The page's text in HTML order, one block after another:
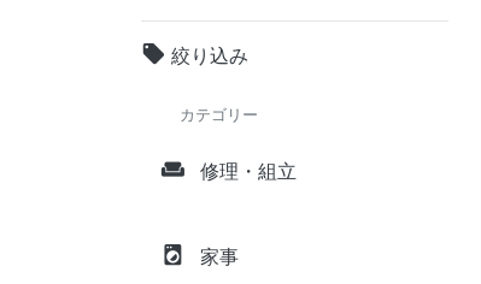
local_offer 絞り込み
カテゴリー
weekend 修理・組立
local_laundry_service 家事